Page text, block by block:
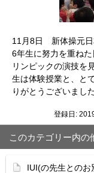
11月8日 新体操元日
6年生に努力を重ね
リンピックの演技を
生は体験授業と、と
りがとうございました
登録日:
このカテゴリー内の
IUI(の先生とのお